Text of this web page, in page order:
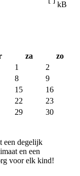
kB
za
zo
1
2
8
9
15
16
22
23
29
30
een degelijk
en een
voor elk kind!